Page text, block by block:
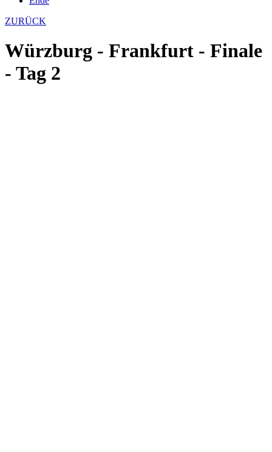
ZURÜCK
Würzburg - Frankfurt - Finale
- Tag 2